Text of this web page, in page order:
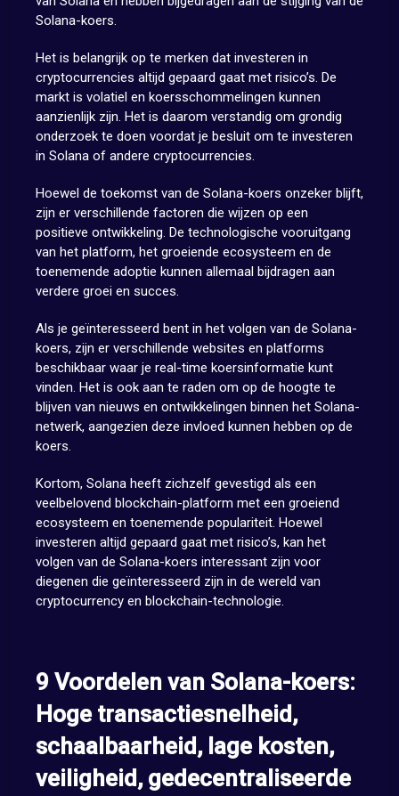
Solana-koers.
Het is belangrijk op te merken dat investeren in
cryptocurrencies altijd gepaard gaat met risico’s. De
markt is volatiel en koersschommelingen kunnen
aanzienlijk zijn. Het is daarom verstandig om grondig
onderzoek te doen voordat je besluit om te investeren
in Solana of andere cryptocurrencies.
Hoewel de toekomst van de Solana-koers onzeker blijft,
zijn er verschillende factoren die wijzen op een
positieve ontwikkeling. De technologische vooruitgang
van het platform, het groeiende ecosysteem en de
toenemende adoptie kunnen allemaal bijdragen aan
verdere groei en succes.
Als je geïnteresseerd bent in het volgen van de Solana-
koers, zijn er verschillende websites en platforms
beschikbaar waar je real-time koersinformatie kunt
vinden. Het is ook aan te raden om op de hoogte te
blijven van nieuws en ontwikkelingen binnen het Solana-
netwerk, aangezien deze invloed kunnen hebben op de
koers.
Kortom, Solana heeft zichzelf gevestigd als een
veelbelovend blockchain-platform met een groeiend
ecosysteem en toenemende populariteit. Hoewel
investeren altijd gepaard gaat met risico’s, kan het
volgen van de Solana-koers interessant zijn voor
diegenen die geïnteresseerd zijn in de wereld van
cryptocurrency en blockchain-technologie.
9 Voordelen van Solana-koers:
Hoge transactiesnelheid,
schaalbaarheid, lage kosten,
veiligheid, gedecentraliseerde